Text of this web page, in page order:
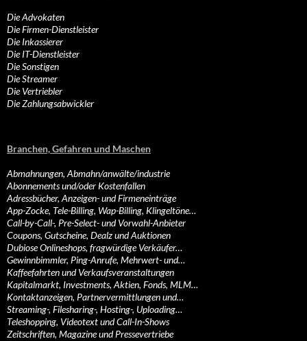
Die Advokaten
Die Firmen-Dienstleister
Die Inkassierer
Die IT-Dienstleister
Die Sonstigen
Die Streamer
Die Vertriebler
Die Zahlungsabwickler
Branchen, Gefahren und Maschen
Abmahnungen, Abmahn/anwälte/industrie
Abonnements und/oder Kostenfallen
Adressbücher, Anzeigen- und Firmeneinträge
App-Zocke, Tele-Billing, Wap-Billing, Klingeltöne…
Call-by-Call-, Pre-Select- und Vorwahl-Anbieter
Coupons, Gutscheine, Dealz und Auktionen
Dubiose Onlineshops, fragwürdige Verkäufer…
Gewinnbimmler, Ping-Anrufe, Mehrwert- und…
Kaffeefahrten und Verkaufsveranstaltungen
Kapitalmarkt, Investments, Aktien, Fonds, MLM…
Kontaktanzeigen, Partnervermittlungen und…
Streaming-, Filesharing-, Hosting-, Uploading…
Teleshopping, Videotext und Call-In-Shows
Zeitschriften, Magazine und Pressevertriebe